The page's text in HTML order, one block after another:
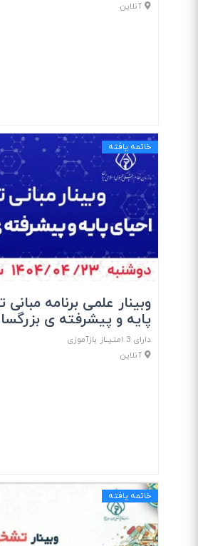
آنلاین
خاتمه یافته
وبینار علمی برنامه
پایه و پیشرفته ی
دارای 3 امتیــاز بازآموزی
آنلاین
خاتمه یافته